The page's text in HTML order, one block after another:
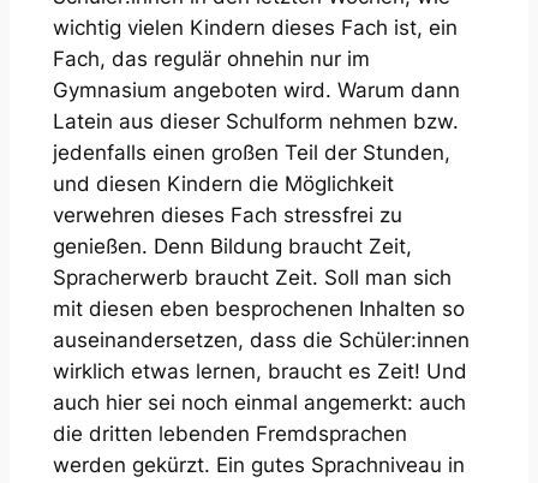
wichtig vielen Kindern dieses Fach ist, ein
Fach, das regulär ohnehin nur im
Gymnasium angeboten wird. Warum dann
Latein aus dieser Schulform nehmen bzw.
jedenfalls einen großen Teil der Stunden,
und diesen Kindern die Möglichkeit
verwehren dieses Fach stressfrei zu
genießen. Denn Bildung braucht Zeit,
Spracherwerb braucht Zeit. Soll man sich
mit diesen eben besprochenen Inhalten so
auseinandersetzen, dass die Schüler:innen
wirklich etwas lernen, braucht es Zeit! Und
auch hier sei noch einmal angemerkt: auch
die dritten lebenden Fremdsprachen
werden gekürzt. Ein gutes Sprachniveau in